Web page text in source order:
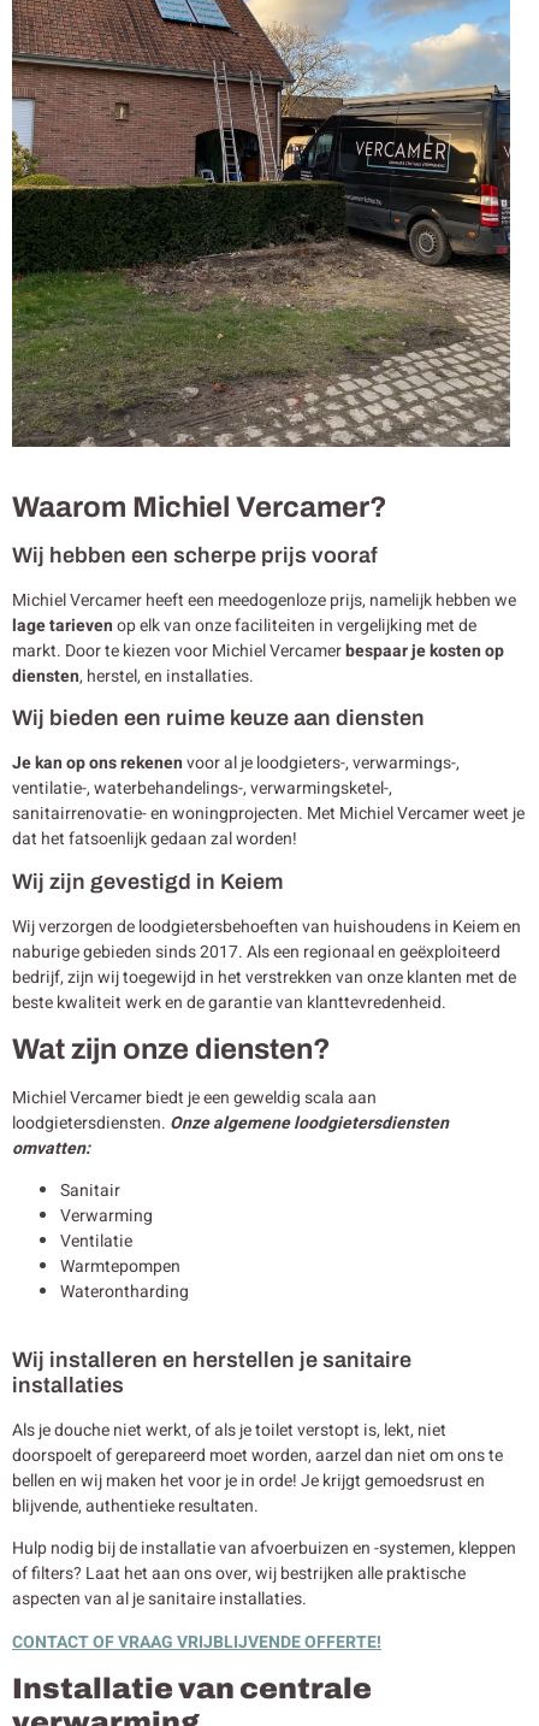
Waarom Michiel Vercamer?
Wij hebben een scherpe prijs vooraf
Michiel Vercamer heeft een meedogenloze prijs, namelijk hebben we
lage tarievenop elk van onze faciliteiten in vergelijking met de
markt. Door te kiezen voor Michiel Vercamerbespaar je kosten op
diensten, herstel, en installaties.
Wij bieden een ruime keuze aan diensten
Je kan op ons rekenenvoor al je loodgieters-, verwarmings-,
ventilatie-, waterbehandelings-, verwarmingsketel-,
sanitairrenovatie- en woningprojecten. Met Michiel Vercamer weet je
dat het fatsoenlijk gedaan zal worden!
Wij zijn gevestigd in Keiem
Wij verzorgen de loodgietersbehoeften van huishoudens in Keiem en
naburige gebieden sinds 2017. Als een regionaal en geëxploiteerd
bedrijf, zijn wij toegewijd in het verstrekken van onze klanten met de
beste kwaliteit werk en de garantie van klanttevredenheid.
Wat zijn onze diensten?
Michiel Vercamer biedt je een geweldig scala aan
loodgietersdiensten. Onze algemene loodgietersdiensten
omvatten:
Sanitair
Verwarming
Ventilatie
Warmtepompen
Waterontharding
Wij installeren en herstellen je sanitaire
installaties
Als je douche niet werkt, of als je toilet verstopt is, lekt, niet
doorspoelt of gerepareerd moet worden, aarzel dan niet om ons te
bellen en wij maken het voor je in orde! Je krijgt gemoedsrust en
blijvende, authentieke resultaten.
Hulp nodig bij de installatie van afvoerbuizen en -systemen, kleppen
of filters? Laat het aan ons over, wij bestrijken alle praktische
aspecten van al je sanitaire installaties.
CONTACT OF VRAAG VRIJBLIJVENDE OFFERTE!
Installatie van centrale